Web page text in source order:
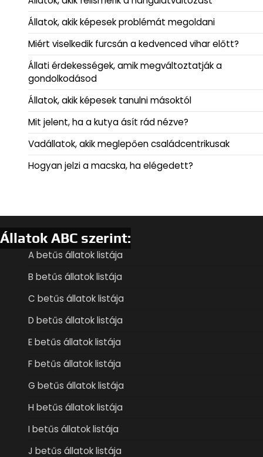
Állatok, akik képesek problémát megoldani
Miért viselkedik furcsán a kedvenced vihar előtt?
Állati érdekességek, amik megváltoztatják a
gondolkodásod
Állatok, akik képesek tanulni másoktól
Mit jelent, ha a kutya ásít rád nézve?
Vadállatok, akik meglepően családcentrikusak
Hogyan jelzi a macska, ha elégedett?
Állatok ABC szerint:
A betűs állatok listája
B betűs állatok listája
C betűs állatok listája
D betűs állatok listája
E betűs állatok listája
F betűs állatok listája
G betűs állatok listája
H betűs állatok listája
I betűs állatok listája
J betűs állatok listája